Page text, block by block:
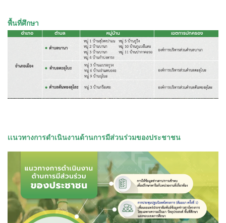
พื้นที่ศึกษา
เเนวทางการดำเนินงานด้านการมีส่วนร่วมของประชาชน